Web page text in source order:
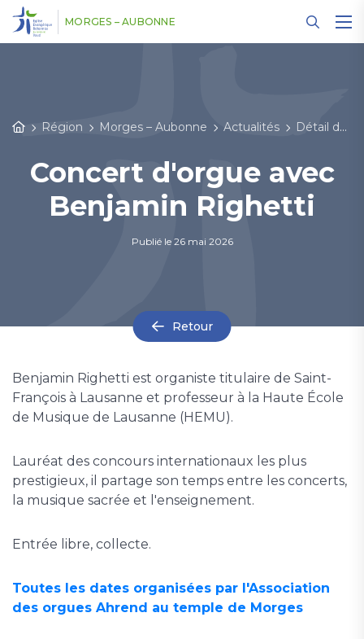
MORGES – AUBONNE
Région Morges – Aubonne Actualités Détail des actualités
Concert d'orgue avec
Benjamin Righetti
Publié le 26 mai 2026
Retour
Benjamin Righetti est organiste titulaire de Saint-
François à Lausanne et professeur à la Haute École
de Musique de Lausanne (HEMU).
Lauréat des concours internationaux les plus
prestigieux, il partage son temps entre les concerts,
la musique sacrée et l'enseignement.
Entrée libre, collecte.
Toutes les dates organisées par l'Association
des orgues Ahrend au temple de Morges
Panneau de gestion des cookies